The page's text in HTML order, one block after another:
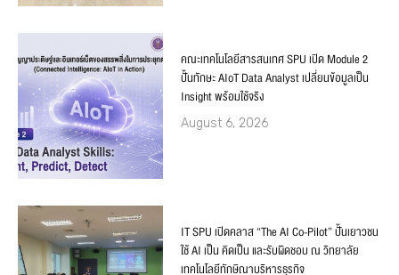
คณะเทคโนโลยีสารสนเทศ SPU เปิด Module 2
ปั้นทักษะ AIoT Data Analyst เปลี่ยนข้อมูลเป็น
Insight พร้อมใช้จริง
August 6, 2026
IT SPU เปิดคลาส “The AI Co-Pilot” ปั้นเยาวชน
ใช้ AI เป็น คิดเป็น และรับผิดชอบ ณ วิทยาลัย
เทคโนโลยีทักษิณาบริหารธุรกิจ